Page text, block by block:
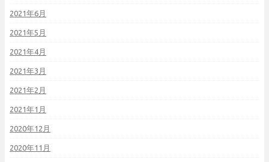
2021年6月
2021年5月
2021年4月
2021年3月
2021年2月
2021年1月
2020年12月
2020年11月